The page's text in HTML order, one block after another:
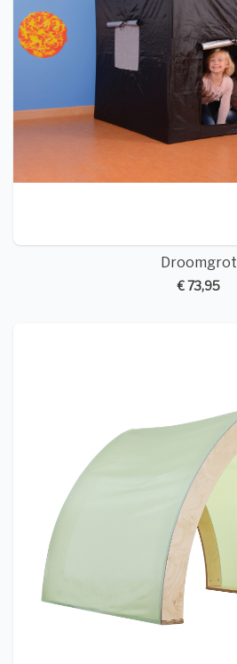
Droomgrot
€ 73,95